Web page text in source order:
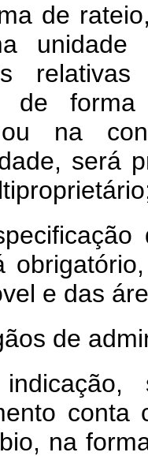
de
unidade
de
ou na
será
e das
de
conta
na